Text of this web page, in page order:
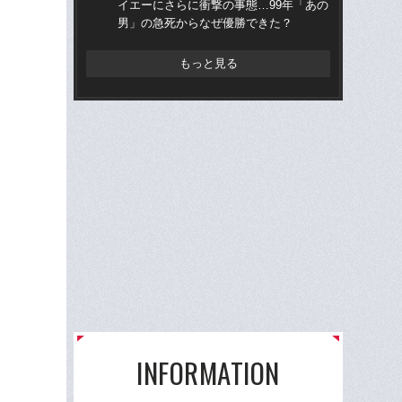
イエーにさらに衝撃の事態…99年「あの
男」の急死からなぜ優勝できた？
もっと見る
INFORMATION